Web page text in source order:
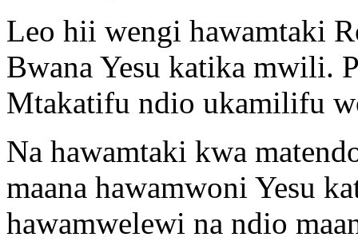
Leo hii wengi hawamtaki
Bwana Yesu katika mwili.
Mtakatifu ndio ukamilifu
Na hawamtaki kwa
maana hawamwoni Yesu
hawamwelewi na ndio